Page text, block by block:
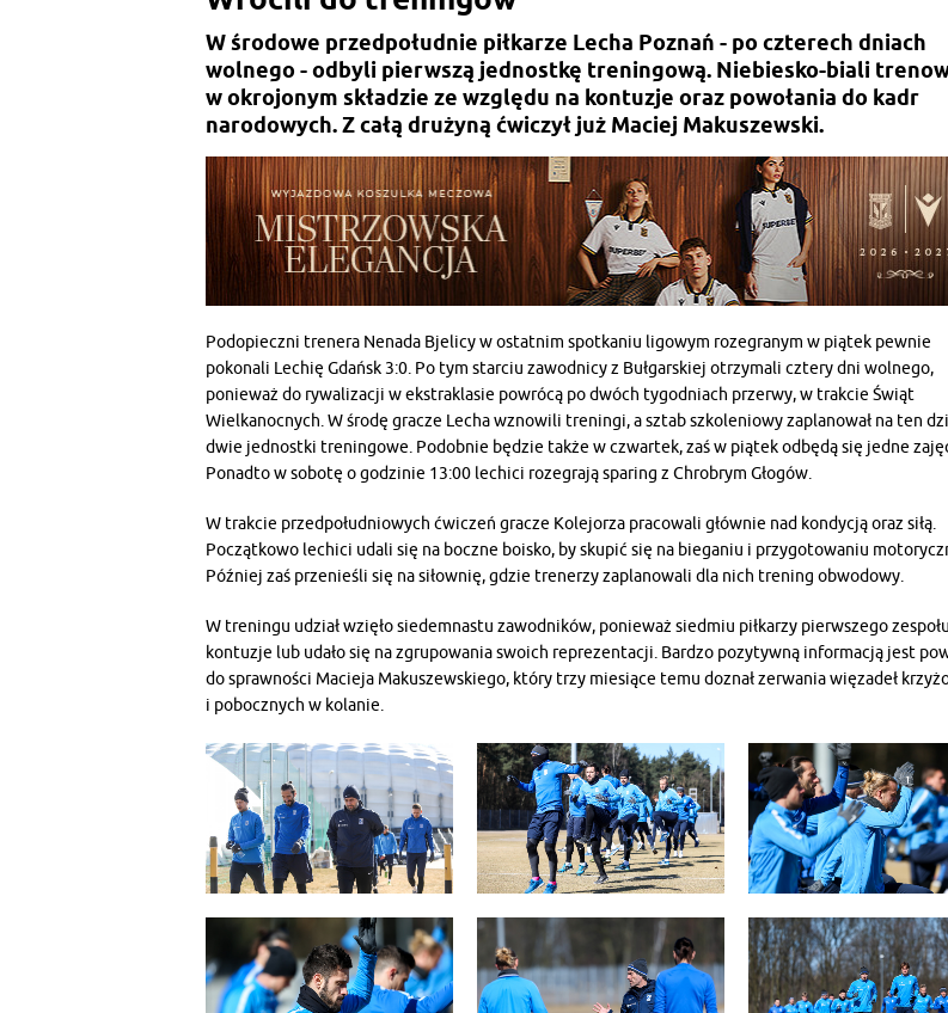
W środowe przedpołudnie piłkarze Lecha Poznań - po czterech dniach
wolnego - odbyli pierwszą jednostkę treningową. Niebiesko-biali
w okrojonym składzie ze względu na kontuzje oraz powołania do kadr
narodowych. Z całą drużyną ćwiczył już Maciej Makuszewski.
Podopieczni trenera Nenada Bjelicy w ostatnim spotkaniu ligowym rozegranym w piątek pewnie
pokonali Lechię Gdańsk 3:0. Po tym starciu zawodnicy z Bułgarskiej otrzymali cztery dni wolnego,
ponieważ do rywalizacji w ekstraklasie powrócą po dwóch tygodniach przerwy, w trakcie Świąt
Wielkanocnych. W środę gracze Lecha wznowili treningi, a sztab szkoleniowy zaplanował na ten
dwie jednostki treningowe. Podobnie będzie także w czwartek, zaś w piątek odbędą się jedne
Ponadto w sobotę o godzinie 13:00 lechici rozegrają sparing z Chrobrym Głogów.
W trakcie przedpołudniowych ćwiczeń gracze Kolejorza pracowali głównie nad kondycją oraz siłą.
Początkowo lechici udali się na boczne boisko, by skupić się na bieganiu i przygotowaniu
Później zaś przenieśli się na siłownię, gdzie trenerzy zaplanowali dla nich trening obwodowy.
W treningu udział wzięło siedemnastu zawodników, ponieważ siedmiu piłkarzy pierwszego
kontuzje lub udało się na zgrupowania swoich reprezentacji. Bardzo pozytywną informacją jest
do sprawności Macieja Makuszewskiego, który trzy miesiące temu doznał zerwania więzadeł
i pobocznych w kolanie.